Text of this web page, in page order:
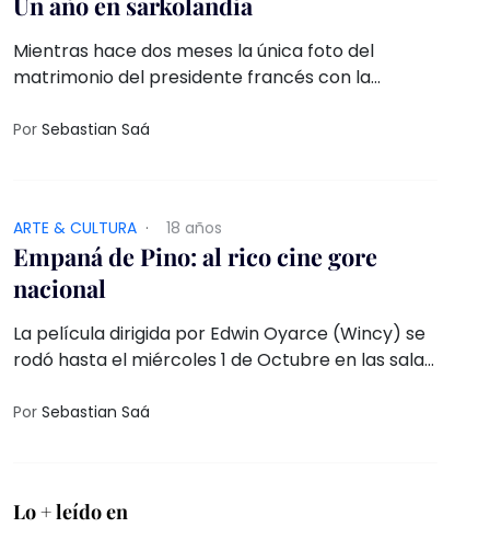
Mientras hace dos meses la única foto del
matrimonio del presidente francés con la
en todo el mundo por los medios, en Francia
Por Sebastian Saá
ARTE & CULTURA · 18 años
Empaná de Pino: al rico cine gore
nacional
La película dirigida por Edwin Oyarce (Wincy) se
rodó hasta el miércoles 1 de Octubre en las salas
Por Sebastian Saá
Lo + leído en